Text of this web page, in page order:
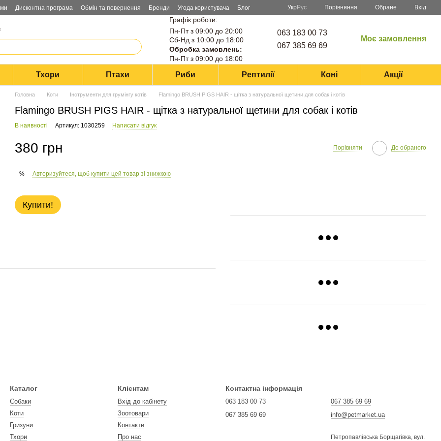
Дисконтна програма Обмін та повернення Бренди Угода користувача Блог Укр Рус Порівняння Обране Вхід
Графік роботи:
Пн-Пт з 09:00 до 20:00
Сб-Нд з 10:00 до 18:00
Обробка замовлень:
Пн-Пт з 09:00 до 18:00
063 183 00 73
067 385 69 69
Моє замовлення
Тхори Птахи Риби Рептилії Коні Акції
Головна Коти Інструменти для грумінгу котів Flamingo BRUSH PIGS HAIR - щітка з натуральної щетини для собак і котів
Flamingo BRUSH PIGS HAIR - щітка з натуральної щетини для собак і котів
В наявності Артикул: 1030259 Написати відгук
380 грн Порівняти До обраного
% Авторизуйтеся, щоб купити цей товар зі знижкою
Купити!
Каталог
Собаки
Коти
Гризуни
Тхори
Клієнтам
Вхід до кабінету
Зоотовари
Контакти
Про нас
Контактна інформація
063 183 00 73
067 385 69 69
067 385 69 69
info@petmarket.ua
Петропавлівська Борщагівка, вул.